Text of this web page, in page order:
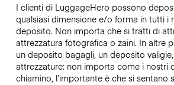
I clienti di LuggageHero possono
qualsiasi dimensione e/o forma in tutti i
deposito. Non importa che si tratti di
attrezzatura fotografica o zaini. In altre
un deposito bagagli, un deposito
attrezzature: non importa come i nostri
chiamino, l’importante è che si sentano